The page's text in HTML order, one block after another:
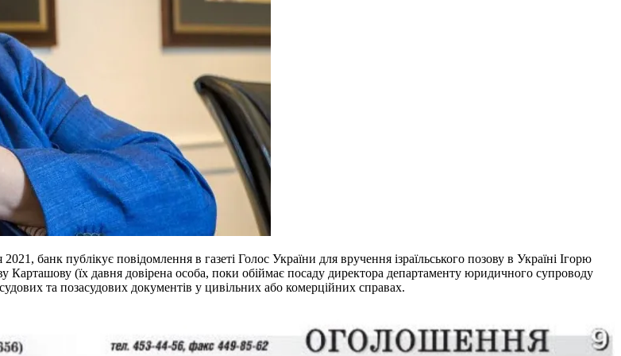
банк публікує повідомлення в газеті Голос України для вручення ізраїльського позову в Україні Ігорю
(їх давня довірена особа, поки обіймає посаду директора департаменту юридичного супроводу
та позасудових документів у цивільних або комерційних справах.